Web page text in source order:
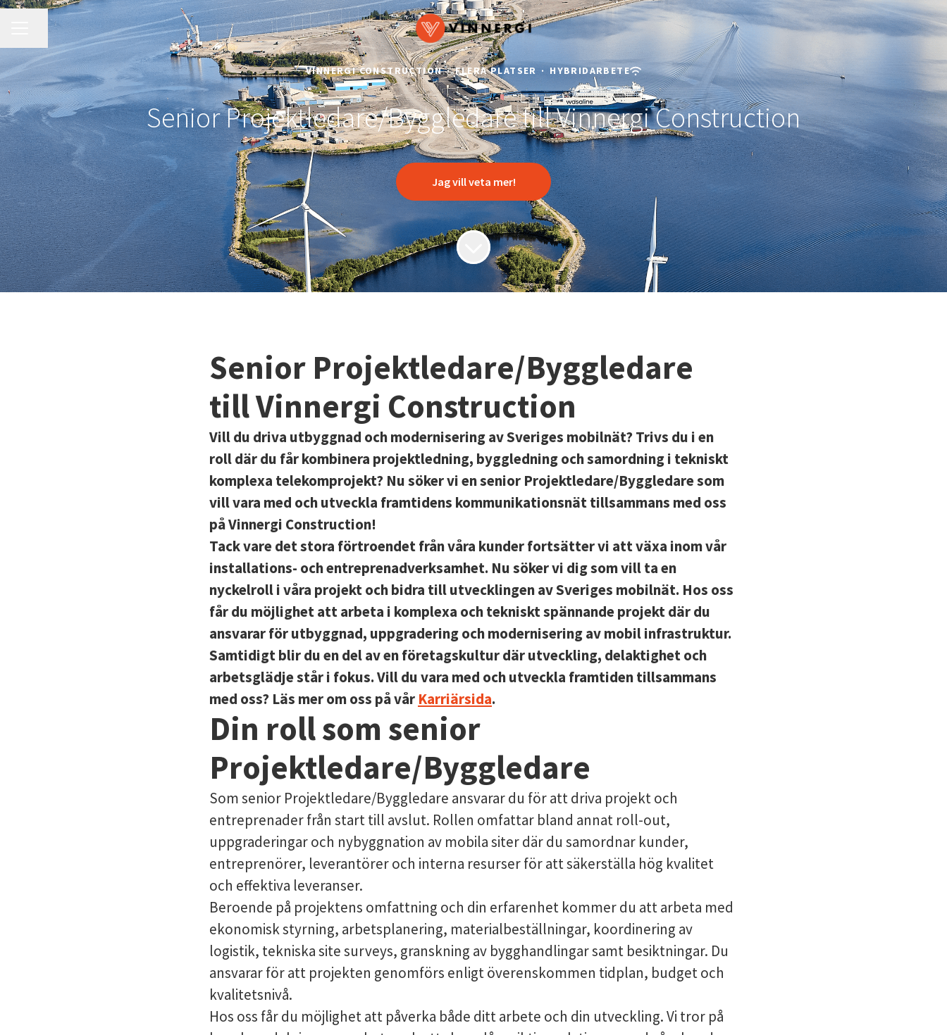
KARRIÄRMENY
Dela sidan
VINNERGI CONSTRUCTION · FLERA PLATSER · HYBRIDARBETE
Senior Projektledare/Byggledare till Vinnergi Construction
Jag vill veta mer!
Senior Projektledare/Byggledare
till Vinnergi Construction
Vill du driva utbyggnad och modernisering av Sveriges mobilnät? Trivs du i en
roll där du får kombinera projektledning, byggledning och samordning i tekniskt
komplexa telekomprojekt? Nu söker vi en senior Projektledare/Byggledare som
vill vara med och utveckla framtidens kommunikationsnät tillsammans med oss
på Vinnergi Construction!
Tack vare det stora förtroendet från våra kunder fortsätter vi att växa inom vår
installations- och entreprenadverksamhet. Nu söker vi dig som vill ta en
nyckelroll i våra projekt och bidra till utvecklingen av Sveriges mobilnät. Hos oss
får du möjlighet att arbeta i komplexa och tekniskt spännande projekt där du
ansvarar för utbyggnad, uppgradering och modernisering av mobil infrastruktur.
Samtidigt blir du en del av en företagskultur där utveckling, delaktighet och
arbetsglädje står i fokus. Vill du vara med och utveckla framtiden tillsammans
med oss? Läs mer om oss på vår Karriärsida.
Din roll som senior
Projektledare/Byggledare
Som senior Projektledare/Byggledare ansvarar du för att driva projekt och
entreprenader från start till avslut. Rollen omfattar bland annat roll-out,
uppgraderingar och nybyggnation av mobila siter där du samordnar kunder,
entreprenörer, leverantörer och interna resurser för att säkerställa hög kvalitet
och effektiva leveranser.
Beroende på projektens omfattning och din erfarenhet kommer du att arbeta med
ekonomisk styrning, arbetsplanering, materialbeställningar, koordinering av
logistik, tekniska site surveys, granskning av bygghandlingar samt besiktningar. Du
ansvarar för att projekten genomförs enligt överenskommen tidplan, budget och
kvalitetsnivå.
Hos oss får du möjlighet att påverka både ditt arbete och din utveckling. Vi tror på